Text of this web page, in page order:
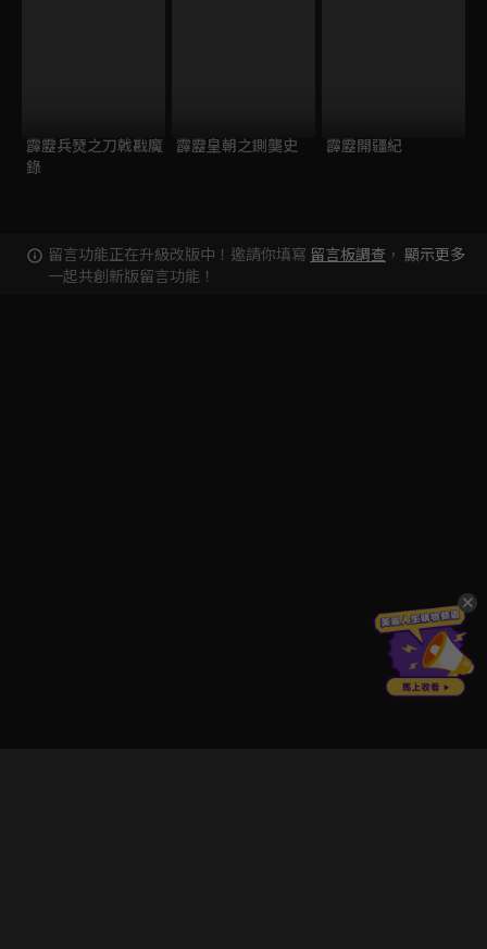
霹靂兵燹之刀戟戡魔
錄
霹靂皇朝之鍘龑史 霹靂開疆紀
留言功能正在升級改版中！邀請你填寫 留言板調查 ，
一起共創新版留言功能！
顯示更多